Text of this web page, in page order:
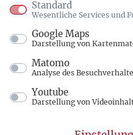
Standard
Wesentliche Services und
Google Maps
Darstellung von
Matomo
Analyse des
Youtube
Darstellung von